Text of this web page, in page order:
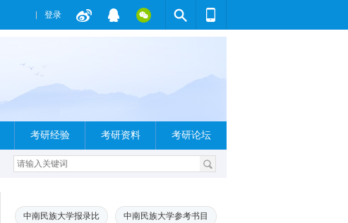
登录
考研经验 考研资料 考研论坛
中南民族大学报录比 中南民族大学参考书目